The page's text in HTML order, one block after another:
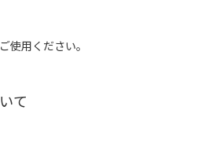
使用ください。
て